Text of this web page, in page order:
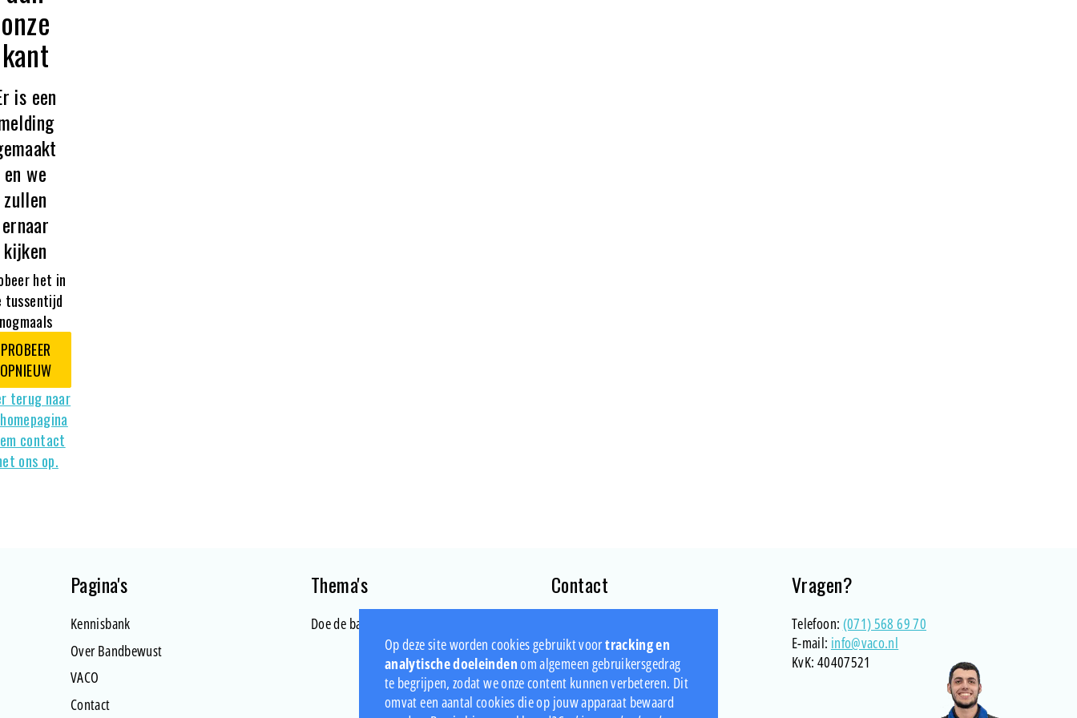
onze
kant
is een
en we
zullen
ernaar
kijken
het in
tussentijd
PROBEER
OPNIEUW
terug naar
contact
ons op.
Pagina's
Kennisbank
Over Bandbewust
VACO
Contact
Thema's
Doe de bandencheck
Contact
Archimedesweg 31
2333 CM, Leiden
Vragen?
Telefoon: (071) 568 69 70
E-mail: info@vaco.nl
KvK: 40407521
Op deze site worden cookies gebruikt voortracking en
analytische doeleindenom algemeen gebruikersgedrag
te begrijpen, zodat we onze content kunnen verbeteren. Dit
omvat een aantal cookies die op jouw apparaat bewaard